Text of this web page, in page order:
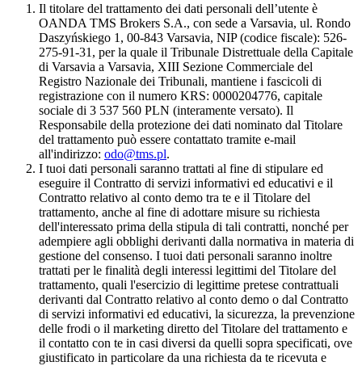
Il titolare del trattamento dei dati personali dell’utente è
OANDA TMS Brokers S.A., con sede a Varsavia, ul. Rondo
Daszyńskiego 1, 00-843 Varsavia, NIP (codice fiscale): 526-
275-91-31, per la quale il Tribunale Distrettuale della Capitale
di Varsavia a Varsavia, XIII Sezione Commerciale del
Registro Nazionale dei Tribunali, mantiene i fascicoli di
registrazione con il numero KRS: 0000204776, capitale
sociale di 3 537 560 PLN (interamente versato). Il
Responsabile della protezione dei dati nominato dal Titolare
del trattamento può essere contattato tramite e-mail
all'indirizzo: odo@tms.pl.
I tuoi dati personali saranno trattati al fine di stipulare ed
eseguire il Contratto di servizi informativi ed educativi e il
Contratto relativo al conto demo tra te e il Titolare del
trattamento, anche al fine di adottare misure su richiesta
dell'interessato prima della stipula di tali contratti, nonché per
adempiere agli obblighi derivanti dalla normativa in materia di
gestione del consenso. I tuoi dati personali saranno inoltre
trattati per le finalità degli interessi legittimi del Titolare del
trattamento, quali l'esercizio di legittime pretese contrattuali
derivanti dal Contratto relativo al conto demo o dal Contratto
di servizi informativi ed educativi, la sicurezza, la prevenzione
delle frodi o il marketing diretto del Titolare del trattamento e
il contatto con te in casi diversi da quelli sopra specificati, ove
giustificato in particolare da una richiesta da te ricevuta e